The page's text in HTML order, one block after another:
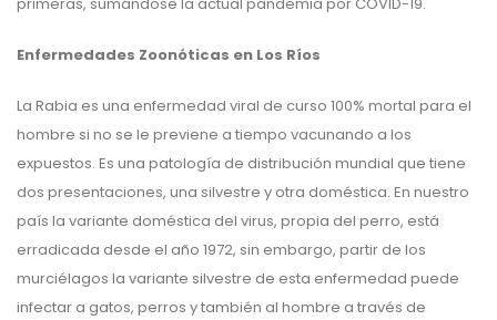
Enfermedades Zoonóticas en Los Ríos
La Rabia es una enfermedad viral de curso 100% mortal para el
hombre si no se le previene a tiempo vacunando a los
expuestos. Es una patología de distribución mundial que tiene
dos presentaciones, una silvestre y otra doméstica. En nuestro
país la variante doméstica del virus, propia del perro, está
erradicada desde el año 1972, sin embargo, partir de los
murciélagos la variante silvestre de esta enfermedad puede
infectar a gatos, perros y también al hombre a través de